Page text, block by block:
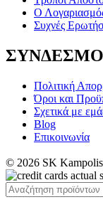
Ο
Συχνές
Πολιτική
Όροι και
Σχετικά με
Blog
Επικοινωνία
© 2026 SK